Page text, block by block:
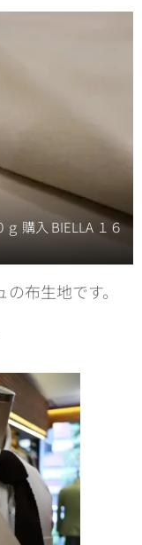
購入 BIELLA １６
布生地です。